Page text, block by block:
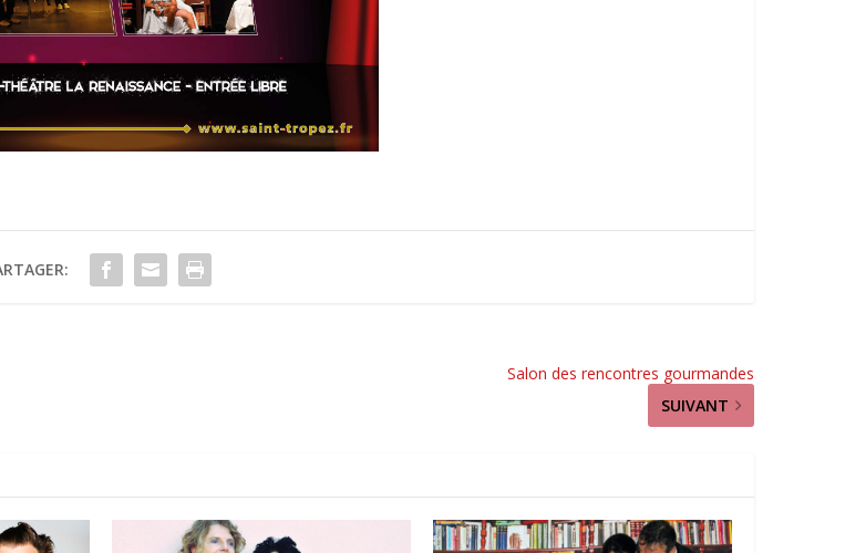
Salon des rencontres gourmandes
SUIVANT